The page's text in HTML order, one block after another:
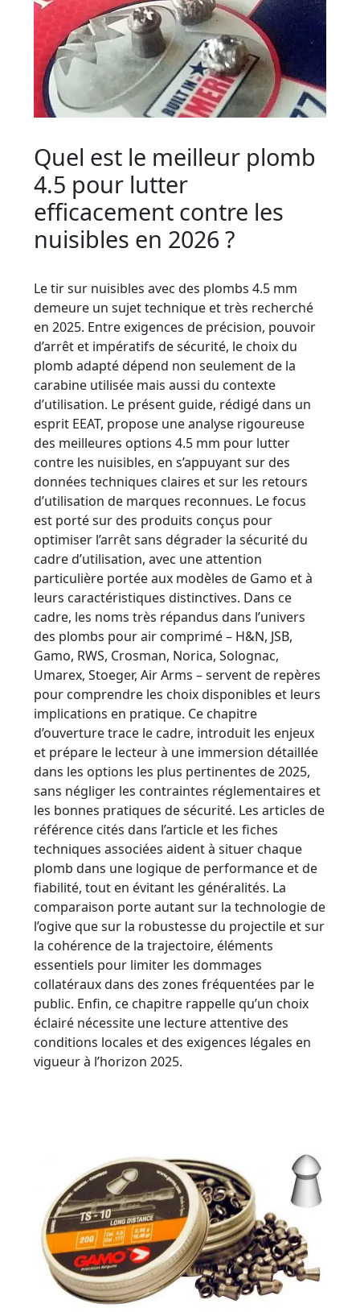
Quel est le meilleur plomb
4.5 pour lutter
efficacement contre les
nuisibles en 2026 ?
Le tir sur nuisibles avec des plombs 4.5 mm
demeure un sujet technique et très recherché
en 2025. Entre exigences de précision, pouvoir
d’arrêt et impératifs de sécurité, le choix du
plomb adapté dépend non seulement de la
carabine utilisée mais aussi du contexte
d’utilisation. Le présent guide, rédigé dans un
esprit EEAT, propose une analyse rigoureuse
des meilleures options 4.5 mm pour lutter
contre les nuisibles, en s’appuyant sur des
données techniques claires et sur les retours
d’utilisation de marques reconnues. Le focus
est porté sur des produits conçus pour
optimiser l’arrêt sans dégrader la sécurité du
cadre d’utilisation, avec une attention
particulière portée aux modèles de Gamo et à
leurs caractéristiques distinctives. Dans ce
cadre, les noms très répandus dans l’univers
des plombs pour air comprimé – H&N, JSB,
Gamo, RWS, Crosman, Norica, Solognac,
Umarex, Stoeger, Air Arms – servent de repères
pour comprendre les choix disponibles et leurs
implications en pratique. Ce chapitre
d’ouverture trace le cadre, introduit les enjeux
et prépare le lecteur à une immersion détaillée
dans les options les plus pertinentes de 2025,
sans négliger les contraintes réglementaires et
les bonnes pratiques de sécurité. Les articles de
référence cités dans l’article et les fiches
techniques associées aident à situer chaque
plomb dans une logique de performance et de
fiabilité, tout en évitant les généralités. La
comparaison porte autant sur la technologie de
l’ogive que sur la robustesse du projectile et sur
la cohérence de la trajectoire, éléments
essentiels pour limiter les dommages
collatéraux dans des zones fréquentées par le
public. Enfin, ce chapitre rappelle qu’un choix
éclairé nécessite une lecture attentive des
conditions locales et des exigences légales en
vigueur à l’horizon 2025.